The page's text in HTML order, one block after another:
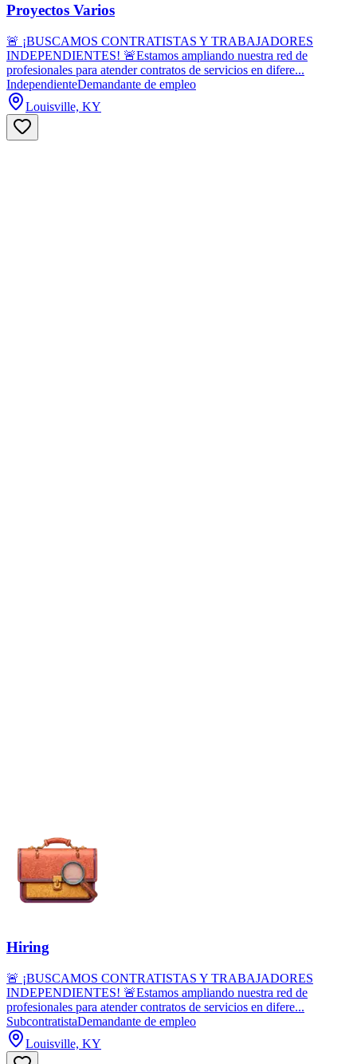
Proyectos Varios
🚨 ¡BUSCAMOS CONTRATISTAS Y TRABAJADORES
INDEPENDIENTES! 🚨Estamos ampliando nuestra red de
profesionales para atender contratos de servicios en difere...
IndependienteDemandante de empleo
Louisville, KY
Hiring
🚨 ¡BUSCAMOS CONTRATISTAS Y TRABAJADORES
INDEPENDIENTES! 🚨Estamos ampliando nuestra red de
profesionales para atender contratos de servicios en difere...
SubcontratistaDemandante de empleo
Louisville, KY